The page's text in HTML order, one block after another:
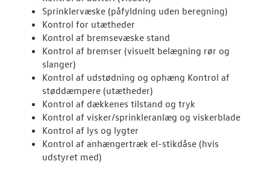
Sprinklervæske (påfyldning uden beregning)
Kontrol for utætheder
Kontrol af bremsevæske stand
Kontrol af bremser (visuelt belægning rør og
slanger)
Kontrol af udstødning og ophæng Kontrol af
støddæmpere (utætheder)
Kontrol af dækkenes tilstand og tryk
Kontrol af visker/sprinkleranlæg og viskerblade
Kontrol af lys og lygter
Kontrol af anhængertræk el-stikdåse (hvis
udstyret med)